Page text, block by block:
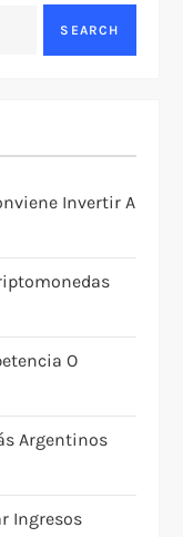
SEARCH
Invertir A
O
Argentinos
Ingresos